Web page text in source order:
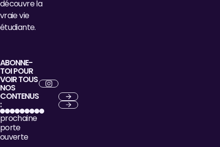
découvre la
vraie vie
étudiante.
ABONNE-
TOI POUR
VOIR TOUS
NOS
CONTENUS
:
Next
prochaine
porte
ouverte